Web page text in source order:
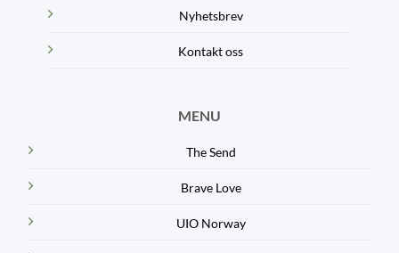
Nyhetsbrev
Kontakt oss
MENU
The Send
Brave Love
UIO Norway